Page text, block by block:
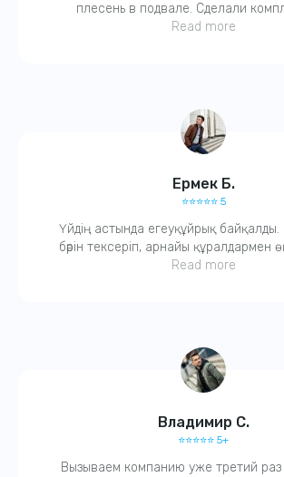
плесень в подвале. Сделали
обработку. Через пару дней — всё
Read more
Ермек Б.
⭐️⭐️⭐️⭐️⭐️ 5
Үйдің астында егеуқұйрық
бәрін тексеріп, арнайы құралдармен
Қазір тыныш. Компанияға сенім
Read more
Владимир С.
⭐️⭐️⭐️⭐️⭐️ 5+
Вызываем компанию уже третий раз